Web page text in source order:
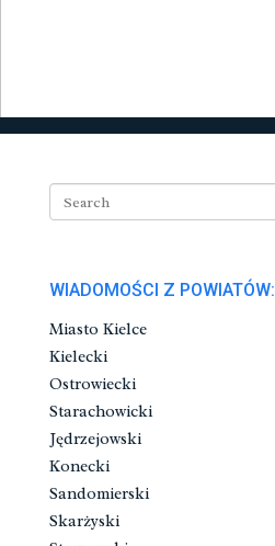
WIADOMOŚCI Z POWIATÓW:
Miasto Kielce
Kielecki
Ostrowiecki
Starachowicki
Jędrzejowski
Konecki
Sandomierski
Skarżyski